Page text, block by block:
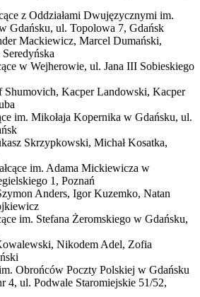
z Oddziałami Dwujęzycznymi im.
Gdańsku, ul. Topolowa 7, Gdańsk
Mackiewicz, Marcel Dumański,
w Wejherowie, ul. Jana III Sobieskiego
Shumovich, Kacper Landowski, Kacper
im. Mikołaja Kopernika w Gdańsku, ul.
Skrzypkowski, Michał Kosatka,
im. Adama Mickiewicza w
1, Poznań
Anders, Igor Kuzemko, Natan
im. Stefana Żeromskiego w Gdańsku,
Nikodem Adel, Zofia
Obrońców Poczty Polskiej w Gdańsku
4, ul. Podwale Staromiejskie 51/52,